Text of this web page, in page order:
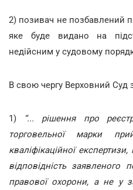
2) позивач не позбавлений
яке буде видано на
недійсним у судовому
В свою чергу Верховний Суд
1)
“... рішення про
торговельної марки
кваліфікаційної
відповідність
правової охорони, а не у